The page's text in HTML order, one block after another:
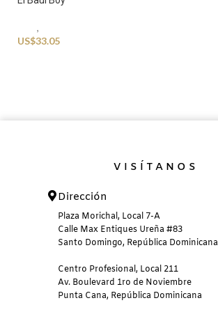
,
US$33.05
VISÍTANOS
Dirección
Plaza Morichal, Local 7-A
Calle Max Entiques Ureña #83
Santo Domingo, República Dominicana
Centro Profesional, Local 211
Av. Boulevard 1ro de Noviembre
Punta Cana, República Dominicana